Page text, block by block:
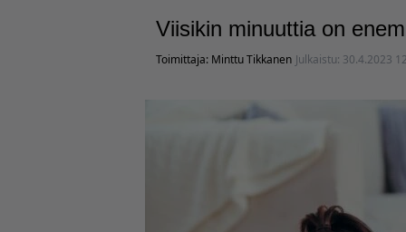
Viisikin minuuttia on
Toimittaja: Minttu Tikkanen Julkaistu: 30.4.2023